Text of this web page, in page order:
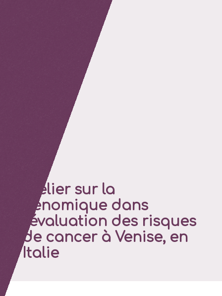
Atelier sur la
génomique dans
l’évaluation des risques
de cancer à Venise, en
Italie